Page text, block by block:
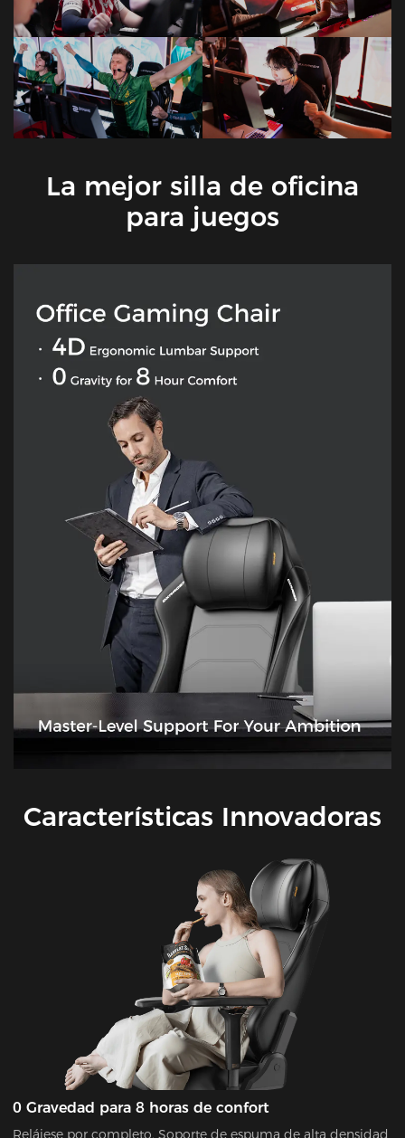
La mejor silla de oficina
para juegos
Características Innovadoras
0 Gravedad para 8 horas de confort
Relájese por completo. Soporte de espuma de alta densidad